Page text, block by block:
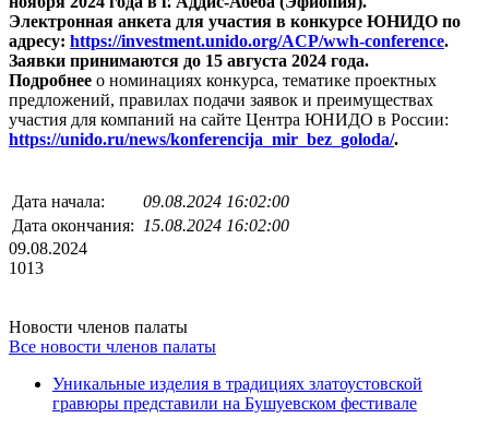
Электронная анкета для участия в конкурсе ЮНИДО по
адресу: https://investment.unido.org/ACP/wwh-conference.
Заявки принимаются до 15 августа 2024 года.
Подробнее о номинациях конкурса, тематике проектных
предложений, правилах подачи заявок и преимуществах
участия для компаний на сайте Центра ЮНИДО в России:
https://unido.ru/news/konferencija_mir_bez_goloda/.
Дата начала:
09.08.2024 16:02:00
Дата окончания:
15.08.2024 16:02:00
09.08.2024
1013
Новости членов палаты
Все новости членов палаты
Уникальные изделия в традициях златоустовской
гравюры представили на Бушуевском фестивале